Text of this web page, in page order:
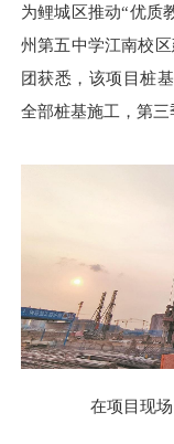
为鲤城区推动“优质
州第五中学江南校
团获悉，该项目桩
全部桩基施工，第三
在项目现